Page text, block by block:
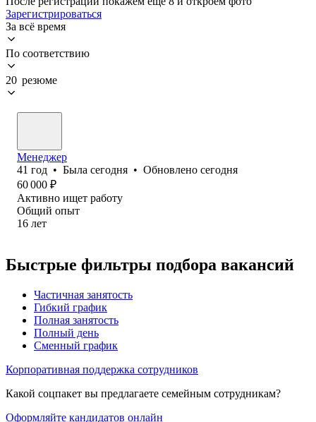
Зарегистрироваться
За всё время
По соответствию
20 резюме
Менеджер
41 год • Была сегодня • Обновлено сегодня
60 000 ₽
Активно ищет работу
Общий опыт
16 лет
Быстрые фильтры подбора вакансий
Частичная занятость
Гибкий график
Полная занятость
Полный день
Сменный график
Корпоративная поддержка сотрудников
Какой соцпакет вы предлагаете семейным сотрудникам?
Оформляйте кандидатов онлайн